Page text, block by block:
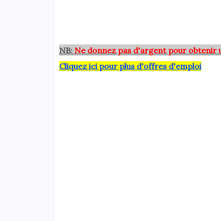
NB: Ne donnez pas d'argent pour obtenir
Cliquez ici pour plus d'offres d'emploi